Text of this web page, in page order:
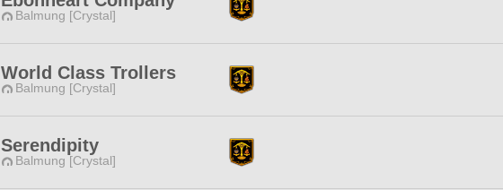
Balmung [Crystal]
World Class Trollers
Balmung [Crystal]
Serendipity
Balmung [Crystal]